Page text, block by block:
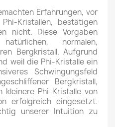
Erfahrungen, vor
Kristallen, bestätigen
nicht. Diese Vorgaben
normalen,
Bergkristall. Aufgrund
weil die Phi-Kristalle ein
Schwingungsfeld
Bergkristall,
kleinere Phi-Kristalle von
erfolgreich eingesetzt.
unserer Intuition zu